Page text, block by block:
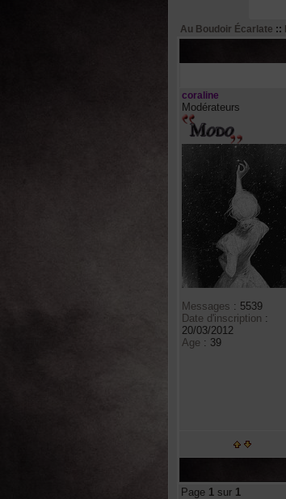
Au Boudoir Écarlate ::
coraline
Modérateurs
Messages : 5539
Date d'inscription :
20/03/2012
Age : 39
Page 1sur 1